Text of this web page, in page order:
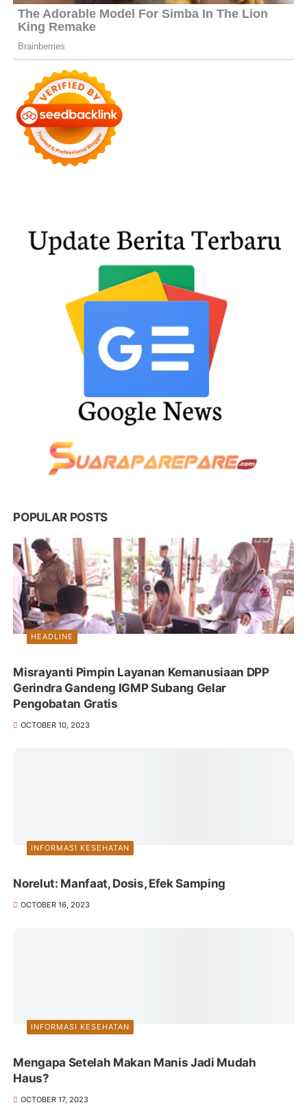
POPULAR POSTS
HEADLINE
Misrayanti Pimpin Layanan Kemanusiaan DPP
Gerindra Gandeng IGMP Subang Gelar
Pengobatan Gratis
OCTOBER 10, 2023
INFORMASI KESEHATAN
Norelut: Manfaat, Dosis, Efek Samping
OCTOBER 16, 2023
INFORMASI KESEHATAN
Mengapa Setelah Makan Manis Jadi Mudah
Haus?
OCTOBER 17, 2023